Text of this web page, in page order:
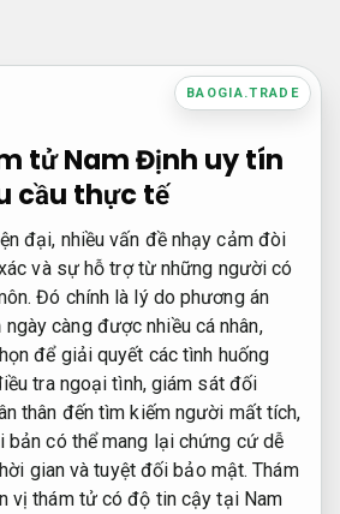
BAOGIA.TRADE
tử Nam Định uy tín
cầu thực tế
đại, nhiều vấn đề nhạy cảm đòi
và sự hỗ trợ từ những người có
Đó chính là lý do phương án
ngày càng được nhiều cá nhân,
để giải quyết các tình huống
tra ngoại tình, giám sát đối
thân đến tìm kiếm người mất tích,
bản có thể mang lại chứng cứ dễ
gian và tuyệt đối bảo mật. Thám
vị thám tử có độ tin cậy tại Nam